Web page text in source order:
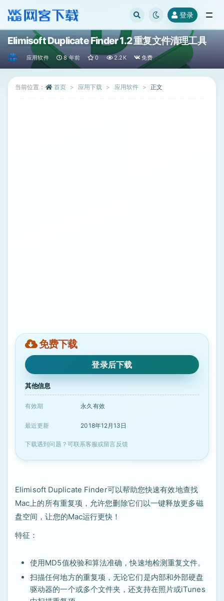
登录
Elimisoft Duplicate Finder 1.2 重复文件清理工具
应用软件 8 年前 0 2.2K 免费
当前位置： 首页 应用下载 应用软件 正文
免费下载
登录后下载
其他信息
有效期 永久有效
最近更新 2018年12月13日
下载遇到问题？可联系客服或留言反馈
Elimisoft Duplicate Finder可以帮助您快速有效地查找
Mac上的所有重复项，允许您删除它们以一键释放更多磁
盘空间，让您的Mac运行更快！
特征：
使用MD5值校验和算法准确，快速地检测重复文件。
扫描任何地方的重复项，无论它们是内部和外部硬盘
驱动器的一个或多个文件夹，还支持在照片或iTunes
全部